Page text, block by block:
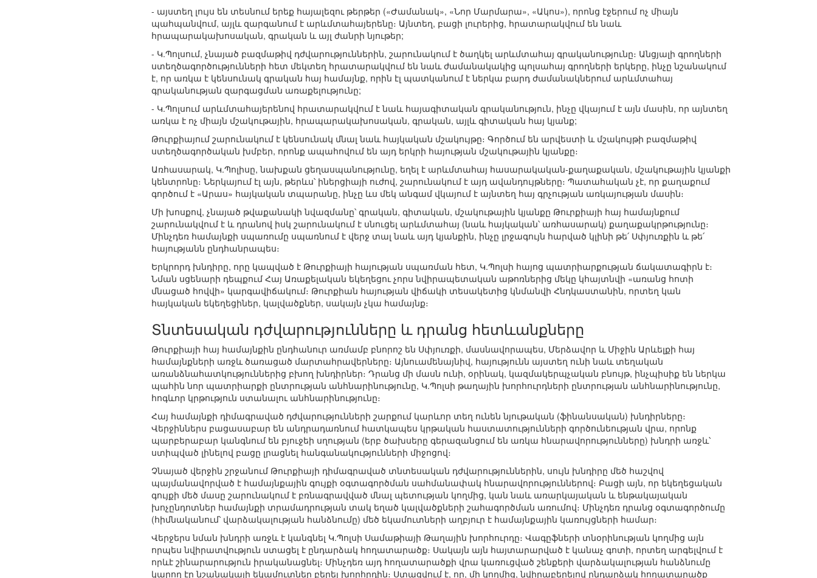
- այստեղ լույս են տեսնում երեք հայալեզու թերթեր («Ժամանակ», «Նոր Մարմարա», «Ակոս»), որոնց էջերում ոչ միայն
պահպանվում, այլև զարգանում է արևմտահայերենը։ Այնտեղ, բացի լուրերից, հրատարակվում են նաև
հրապարակախոսական, գրական և այլ ժանրի նյութեր;
- Կ.Պոլսում, չնայած բազմաթիվ դժվարություններին, շարունակում է ծաղկել արևմտահայ գրականությունը։ Անցյալի գրողների
ստեղծագործությունների հետ մեկտեղ հրատարակվում են նաև ժամանակակից պոլսահայ գրողների երկերը, ինչը նշանակում
է, որ առկա է կենսունակ գրական հայ համայնք, որին էլ պատկանում է ներկա բարդ ժամանակներում արևմտահայ
գրականության զարգացման առաքելությունը;
- Կ.Պոլսում արևմտահայերենով հրատարակվում է նաև հայագիտական գրականություն, ինչը վկայում է այն մասին, որ այնտեղ
առկա է ոչ միայն մշակութային, հրապարակախոսական, գրական, այլև գիտական հայ կյանք;
Թուրքիայում շարունակում է կենսունակ մնալ նաև հայկական մշակույթը։ Գործում են արվեստի և մշակույթի բազմաթիվ
ստեղծագործական խմբեր, որոնք ապահովում են այդ երկրի հայության մշակութային կյանքը։
Առհասարակ, Կ.Պոլիսը, նախքան ցեղասպանությունը, եղել է արևմտահայ հասարակական-քաղաքական, մշակութային կյանքի
կենտրոնը։ Ներկայում էլ այն, թերևս՝ իներցիայի ուժով, շարունակում է այդ ավանդույթները։ Պատահական չէ, որ քաղաքում
գործում է «Արաս» հայկական տպարանը, ինչը ևս մեկ անգամ վկայում է այնտեղ հայ գրչության առկայության մասին։
Մի խոսքով, չնայած թվաքանակի նվազմանը՝ գրական, գիտական, մշակութային կյանքը Թուրքիայի հայ համայնքում
շարունակվում է և դրանով իսկ շարունակում է սնուցել արևմտահայ (նաև հայկական՝ առհասարակ) քաղաքակրթությունը։
Մինչդեռ համայնքի սպառումը սպառնում է վերջ տալ նաև այդ կյանքին, ինչը լրջագույն հարված կլինի թե՛ Սփյուռքին և թե՛
հայությանն ընդհանրապես։
Երկրորդ խնդիրը, որը կապված է Թուրքիայի հայության սպառման հետ, Կ.Պոլսի հայոց պատրիարքության ճակատագիրն է։
Նման սցենարի դեպքում Հայ Առաքելական եկեղեցու չորս նվիրապետական աթոռներից մեկը կհայտնվի «առանց հոտի
մնացած հովվի» կարգավիճակում։ Թուրքիան հայության վիճակի տեսակետից կնմանվի Հնդկաստանին, որտեղ կան
հայկական եկեղեցիներ, կալվածքներ, սակայն չկա համայնք։
Տնտեսական դժվարությունները և դրանց հետևանքները
Թուրքիայի հայ համայնքին ընդհանուր առմամբ բնորոշ են Սփյուռքի, մասնավորապես, Մերձավոր և Միջին Արևելքի հայ
համայնքների առջև ծառացած մարտահրավերները։ Այնուամենայնիվ, հայությունն այստեղ ունի նաև տեղական
առանձնահատկություններից բխող խնդիրներ։ Դրանց մի մասն ունի, օրինակ, կազմակերպչական բնույթ, ինչպիսիք են ներկա
պահին նոր պատրիարքի ընտրության անհնարինությունը, Կ.Պոլսի թաղային խորհուրդների ընտրության անհնարինությունը,
հոգևոր կրթություն ստանալու անհնարինությունը։
Հայ համայնքի դիմագրաված դժվարությունների շարքում կարևոր տեղ ունեն նյութական (ֆինանսական) խնդիրները։
Վերջիններս բացասաբար են անդրադառնում հատկապես կրթական հաստատությունների գործունեության վրա, որոնք
պարբերաբար կանգնում են բյուջեի սղության (երբ ծախսերը գերազանցում են առկա հնարավորությունները) խնդրի առջև՝
ստիպված լինելով բացը լրացնել հանգանակությունների միջոցով։
Չնայած վերջին շրջանում Թուրքիայի դիմագրաված տնտեսական դժվարություններին, սույն խնդիրը մեծ հաշվով
պայմանավորված է համայնքային գույքի օգտագործման սահմանափակ հնարավորություններով։ Բացի այն, որ եկեղեցական
գույքի մեծ մասը շարունակում է բռնագրավված մնալ պետության կողմից, կան նաև առարկայական և ենթակայական
խոչընդոտներ համայնքի տրամադրության տակ եղած կալվածքների շահագործման առումով։ Մինչդեռ դրանց օգտագործումը
(հիմնականում՝ վարձակալության հանձնումը) մեծ եկամուտների աղբյուր է համայնքային կառույցների համար։
Վերջերս նման խնդրի առջև է կանգնել Կ.Պոլսի Սամաթիայի Թաղային խորհուրդը։ Վագըֆների տնօրինության կողմից այն
որպես նվիրատվություն ստացել է ընդարձակ հողատարածք։ Սակայն այն հայտարարված է կանաչ գոտի, որտեղ արգելվում է
որևէ շինարարություն իրականացնել։ Մինչդեռ այդ հողատարածքի վրա կառուցված շենքերի վարձակալության հանձնումը
կարող էր նշանակալի եկամուտներ բերել խորհրդին։ Ստացվում է, որ, մի կողմից, նվիրաբերելով ընդարձակ հողատարածք